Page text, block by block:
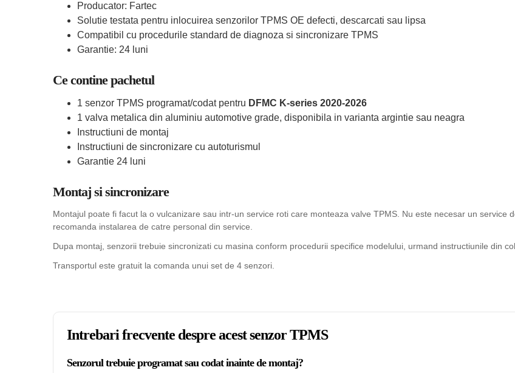
Producator: Fartec
Solutie testata pentru inlocuirea senzorilor TPMS OE defecti, descarcati sau lipsa
Compatibil cu procedurile standard de diagnoza si sincronizare TPMS
Garantie: 24 luni
Ce contine pachetul
1 senzor TPMS programat/codat pentru DFMC K-series 2020-2026
1 valva metalica din aluminiu automotive grade, disponibila in varianta argintie sau neagra
Instructiuni de montaj
Instructiuni de sincronizare cu autoturismul
Garantie 24 luni
Montaj si sincronizare
Montajul poate fi facut la o vulcanizare sau intr-un service roti care monteaza valve TPMS. Nu este necesar un service
recomanda instalarea de catre personal din service.
Dupa montaj, senzorii trebuie sincronizati cu masina conform procedurii specifice modelului, urmand instructiunile din
Transportul este gratuit la comanda unui set de 4 senzori.
Intrebari frecvente despre acest senzor TPMS
Senzorul trebuie programat sau codat inainte de montaj?